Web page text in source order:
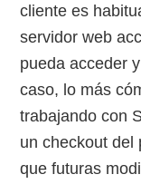
cliente es
servidor web
pueda acceder
caso, lo más
trabajando con
un checkout del
que futuras